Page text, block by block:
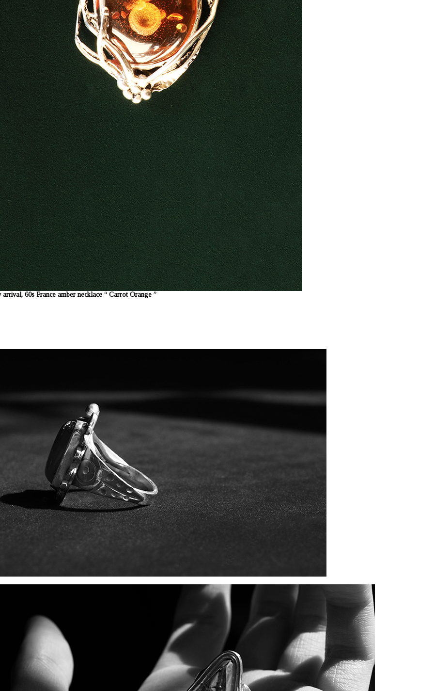
arrival, 60s France amber necklace “ Carrot Orange ”